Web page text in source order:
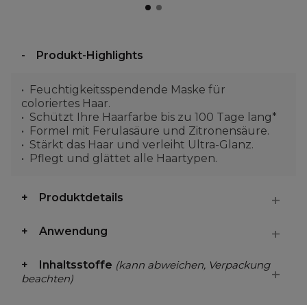
Produkt-Highlights
Feuchtigkeitsspendende Maske für
coloriertes Haar.
Schützt Ihre Haarfarbe bis zu 100 Tage lang*
Formel mit Ferulasäure und Zitronensäure.
Stärkt das Haar und verleiht Ultra-Glanz.
Pflegt und glättet alle Haartypen.
Produktdetails
Anwendung
Inhaltsstoffe (kann abweichen, Verpackung
beachten)